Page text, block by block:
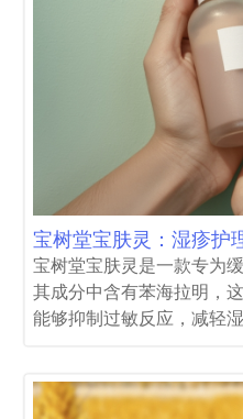
宝树堂宝肤灵：湿疹护
宝树堂宝肤灵是一款专为
其成分中含有苯海拉明，
能够抑制过敏反应，减轻